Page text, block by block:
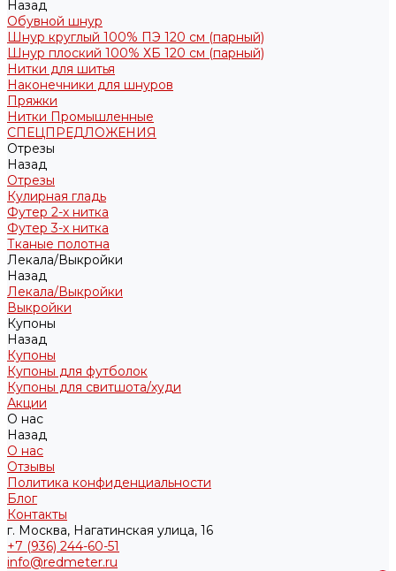
Назад
Обувной шнур
Шнур круглый 100% ПЭ 120 см (парный)
Шнур плоский 100% ХБ 120 см (парный)
Нитки для шитья
Наконечники для шнуров
Пряжки
Нитки Промышленные
СПЕЦПРЕДЛОЖЕНИЯ
Отрезы
Назад
Отрезы
Кулирная гладь
Футер 2-х нитка
Футер 3-х нитка
Тканые полотна
Лекала/Выкройки
Назад
Лекала/Выкройки
Выкройки
Купоны
Назад
Купоны
Купоны для футболок
Купоны для свитшота/худи
Акции
О нас
Назад
О нас
Отзывы
Политика конфиденциальности
Блог
Контакты
г. Москва, Нагатинская улица, 16
+7 (936) 244-60-51
info@redmeter.ru